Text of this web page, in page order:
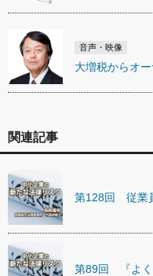
音声・映像
大増税からオ
関連記事
第128回 従業
第89回 『よく